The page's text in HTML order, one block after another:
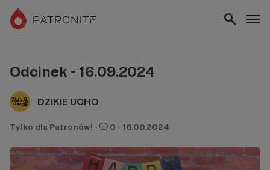
Odcinek - 16.09.2024
DZIKIE UCHO
Tylko dla Patronów! · 0 · 16.09.2024